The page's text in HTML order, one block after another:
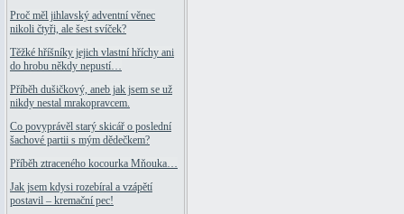
Proč měl jihlavský adventní věnec
nikoli čtyři, ale šest svíček?
Těžké hříšníky jejich vlastní hříchy ani
do hrobu někdy nepustí…
Příběh dušičkový, aneb jak jsem se už
nikdy nestal mrakopravcem.
Co povyprávěl starý skicář o poslední
šachové partii s mým dědečkem?
Příběh ztraceného kocourka Mňouka…
Jak jsem kdysi rozebíral a vzápětí
postavil – kremační pec!